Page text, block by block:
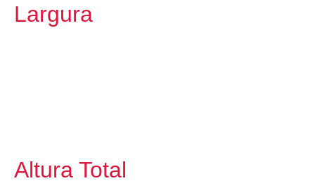
Largura
Altura Total